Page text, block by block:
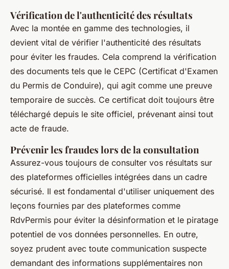
Vérification de l'authenticité des résultats
Avec la montée en gamme des technologies, il
devient vital de vérifier l'authenticité des résultats
pour éviter les fraudes. Cela comprend la vérification
des documents tels que le CEPC (Certificat d'Examen
du Permis de Conduire), qui agit comme une preuve
temporaire de succès. Ce certificat doit toujours être
téléchargé depuis le site officiel, prévenant ainsi tout
acte de fraude.
Prévenir les fraudes lors de la consultation
Assurez-vous toujours de consulter vos résultats sur
des plateformes officielles intégrées dans un cadre
sécurisé. Il est fondamental d'utiliser uniquement des
leçons fournies par des plateformes comme
RdvPermis pour éviter la désinformation et le piratage
potentiel de vos données personnelles. En outre,
soyez prudent avec toute communication suspecte
demandant des informations supplémentaires non